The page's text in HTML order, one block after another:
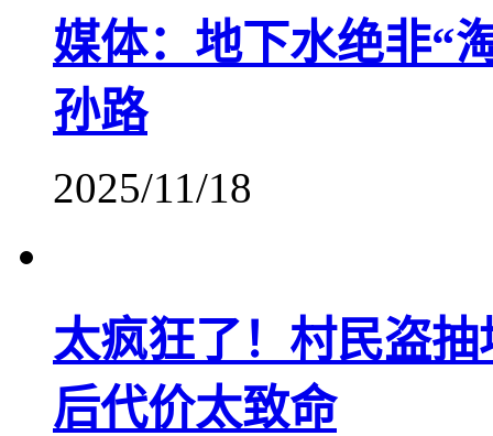
媒体：地下水绝非“
孙路
2025/11/18
太疯狂了！村民盗
后代价太致命